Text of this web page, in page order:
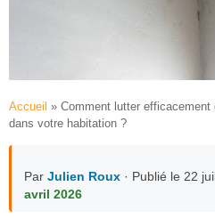
Accueil » Comment lutter efficacement
dans votre habitation ?
Par Julien Roux · Publié le 22
avril 2026